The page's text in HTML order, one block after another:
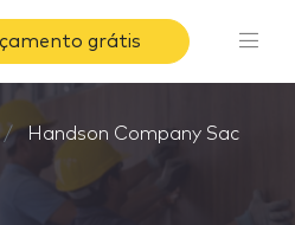
grátis
Handson Company Sac